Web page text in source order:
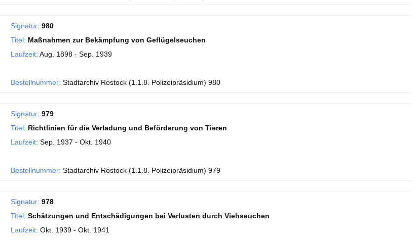
Signatur: 980
Titel: Maßnahmen zur Bekämpfung von Geflügelseuchen
Laufzeit: Aug. 1898 - Sep. 1939
Bestellnummer: Stadtarchiv Rostock (1.1.8. Polizeipräsidium) 980
Signatur: 979
Titel: Richtlinien für die Verladung und Beförderung von Tieren
Laufzeit: Sep. 1937 - Okt. 1940
Bestellnummer: Stadtarchiv Rostock (1.1.8. Polizeipräsidium) 979
Signatur: 978
Titel: Schätzungen und Entschädigungen bei Verlusten durch Viehseuchen
Laufzeit: Okt. 1939 - Okt. 1941